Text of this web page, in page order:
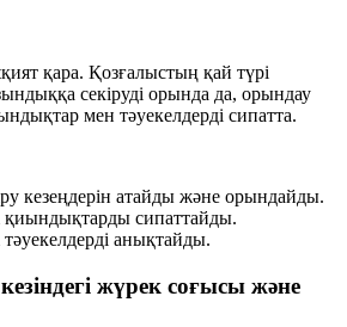
қара. Қозғалыстың қай түрі
секіруді орында да, орындау
мен тәуекелдерді сипатта.
кезеңдерін атайды және орындайды.
қиындықтарды сипаттайды.
тәуекелдерді анықтайды.
кезіндегі жүрек соғысы және